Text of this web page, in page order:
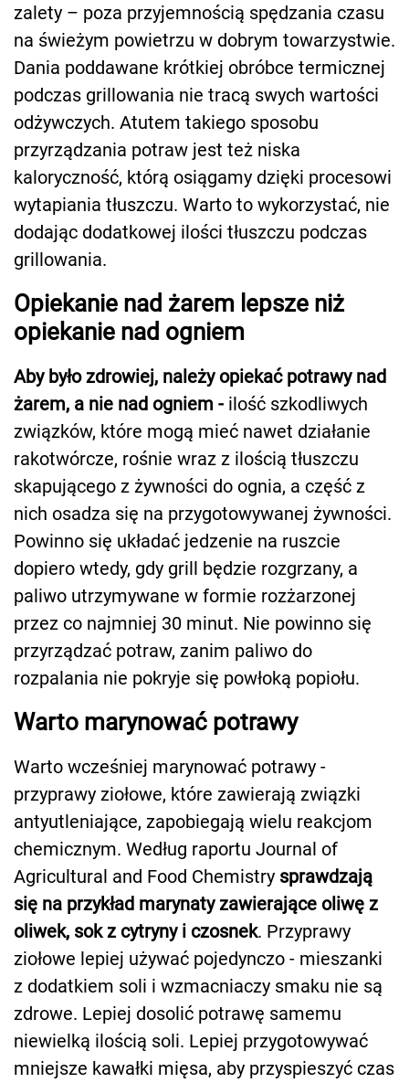
zalety – poza przyjemnością spędzania czasu
na świeżym powietrzu w dobrym towarzystwie.
Dania poddawane krótkiej obróbce termicznej
podczas grillowania nie tracą swych wartości
odżywczych. Atutem takiego sposobu
przyrządzania potraw jest też niska
kaloryczność, którą osiągamy dzięki procesowi
wytapiania tłuszczu. Warto to wykorzystać, nie
dodając dodatkowej ilości tłuszczu podczas
grillowania.
Opiekanie nad żarem lepsze niż
opiekanie nad ogniem
Aby było zdrowiej, należy opiekać potrawy nad
żarem, a nie nad ogniem - ilość szkodliwych
związków, które mogą mieć nawet działanie
rakotwórcze, rośnie wraz z ilością tłuszczu
skapującego z żywności do ognia, a część z
nich osadza się na przygotowywanej żywności.
Powinno się układać jedzenie na ruszcie
dopiero wtedy, gdy grill będzie rozgrzany, a
paliwo utrzymywane w formie rozżarzonej
przez co najmniej 30 minut. Nie powinno się
przyrządzać potraw, zanim paliwo do
rozpalania nie pokryje się powłoką popiołu.
Warto marynować potrawy
Warto wcześniej marynować potrawy -
przyprawy ziołowe, które zawierają związki
antyutleniające, zapobiegają wielu reakcjom
chemicznym. Według raportu Journal of
Agricultural and Food Chemistry sprawdzają
się na przykład marynaty zawierające oliwę z
oliwek, sok z cytryny i czosnek. Przyprawy
ziołowe lepiej używać pojedynczo - mieszanki
z dodatkiem soli i wzmacniaczy smaku nie są
zdrowe. Lepiej dosolić potrawę samemu
niewielką ilością soli. Lepiej przygotowywać
mniejsze kawałki mięsa, aby przyspieszyć czas